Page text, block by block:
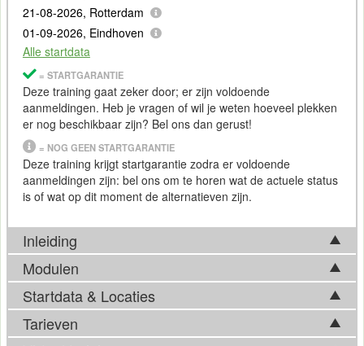
21-08-2026, Rotterdam
01-09-2026, Eindhoven
Alle startdata
= STARTGARANTIE
Deze training gaat zeker door; er zijn voldoende
aanmeldingen. Heb je vragen of wil je weten hoeveel plekken
er nog beschikbaar zijn? Bel ons dan gerust!
= NOG GEEN STARTGARANTIE
Deze training krijgt startgarantie zodra er voldoende
aanmeldingen zijn: bel ons om te horen wat de actuele status
is of wat op dit moment de alternatieven zijn.
Inleiding
Welkom bij de Cursus LDAP
LDAP(Lightweight Directory Access Protocol) is niet meer
weg te denken uit veel bedrijfsnetwerken. Het is een
Modulen
Tijdens de Cursus LDAP komen in basis onderstaande
onderwerpen aan bod. Afhankelijk van ontwikkelingen op het
vakgebied, kan de feitelijke trainingsinhoud hier echter van
Startdata & Locaties
Kies uit 6 locatie(s) in Nederland. Ook beschikbaar in
Tarieven